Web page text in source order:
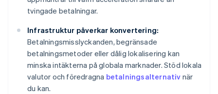
tvingade betalningar.
Infrastruktur påverkar konvertering:
Betalningsmisslyckanden, begränsade
betalningsmetoder eller dålig lokalisering kan
minska intäkterna på globala marknader. Stöd lokala
valutor och föredragna betalningsalternativ när
du kan.